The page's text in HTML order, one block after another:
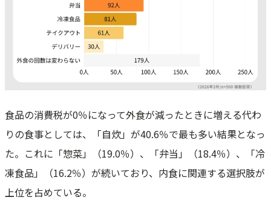
食品の消費税が0％になって外食が減ったときに増える代わ
りの食事としては、「自炊」が40.6％で最も多い結果となっ
た。これに「惣菜」（19.0％）、「弁当」（18.4％）、「冷
凍食品」（16.2％）が続いており、内食に関連する選択肢が
上位を占めている。